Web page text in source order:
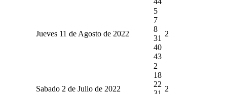
Jueves 11 de Agosto de 2022
5
7
8
31
40
43
2
Sabado 2 de Julio de 2022
2
18
22
2